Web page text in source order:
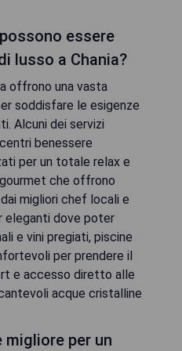
essere
lusso a Chania?
offrono una vasta
soddisfare le esigenze
Alcuni dei servizi
benessere
per un totale relax e
che offrono
migliori chef locali e
eleganti dove poter
e vini pregiati, piscine
per prendere il
e accesso diretto alle
acque cristalline
migliore per un